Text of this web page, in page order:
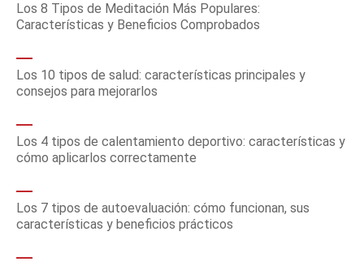
Los 8 Tipos de Meditación Más Populares:
Características y Beneficios Comprobados
Los 10 tipos de salud: características principales y
consejos para mejorarlos
Los 4 tipos de calentamiento deportivo: características y
cómo aplicarlos correctamente
Los 7 tipos de autoevaluación: cómo funcionan, sus
características y beneficios prácticos